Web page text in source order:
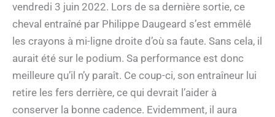
vendredi 3 juin 2022. Lors de sa dernière sortie, ce
cheval entraîné par Philippe Daugeard s’est emmêlé
les crayons à mi-ligne droite d’où sa faute. Sans cela, il
aurait été sur le podium. Sa performance est donc
meilleure qu’il n’y paraît. Ce coup-ci, son entraîneur lui
retire les fers derrière, ce qui devrait l’aider à
conserver la bonne cadence. Evidemment, il aura